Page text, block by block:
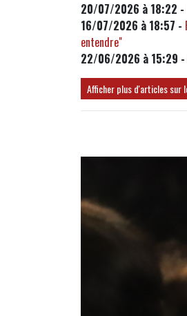
20/07/2026 à 18:22 -
16/07/2026 à 18:57 -
entendre"
22/06/2026 à 15:29 -
Afficher plus d'articles sur